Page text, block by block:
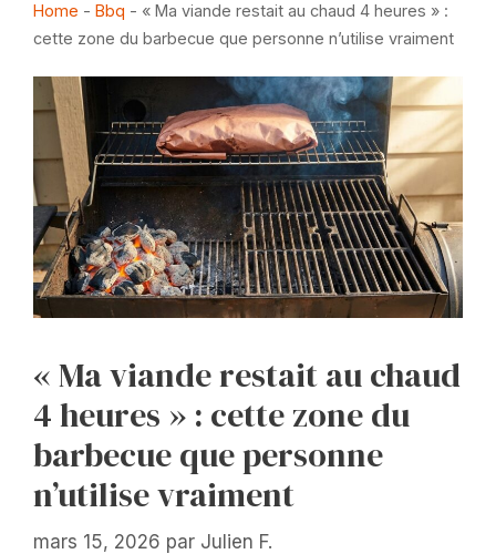
Home - Bbq - « Ma viande restait au chaud 4 heures » :
cette zone du barbecue que personne n’utilise vraiment
« Ma viande restait au chaud
4 heures » : cette zone du
barbecue que personne
n’utilise vraiment
mars 15, 2026 par Julien F.